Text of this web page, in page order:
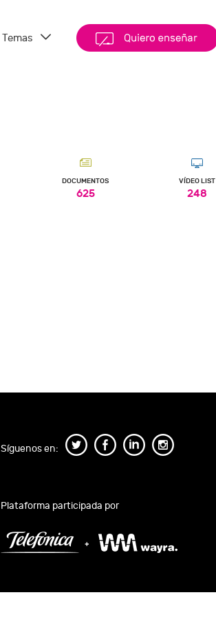
Temas
DOCUMENTOS
625
VÍDEO LIST
248
Síguenos en:
Plataforma participada por